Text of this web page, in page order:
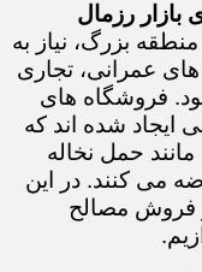
بازار رزمال
بزرگ، نیاز به
عمرانی، تجاری
فروشگاه های
ایجاد شده اند که
حمل نخاله
می کنند. در این
فروش مصالح